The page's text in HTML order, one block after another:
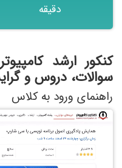
دقیقه
کنکور ارشد
سوالات، دروس و
راهنمای ورود به کلاس